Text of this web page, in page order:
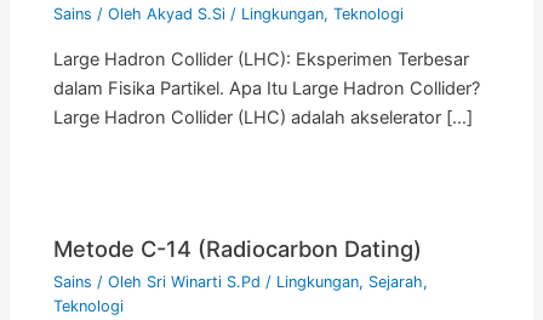
Sains / OlehAkyad S.Si/ Lingkungan,Teknologi
Large Hadron Collider (LHC): Eksperimen Terbesar
dalam Fisika Partikel. Apa Itu Large Hadron Collider?
Large Hadron Collider (LHC) adalah akselerator […]
Metode C-14 (Radiocarbon Dating)
Sains / Oleh Sri Winarti S.Pd / Lingkungan, Sejarah,
Teknologi